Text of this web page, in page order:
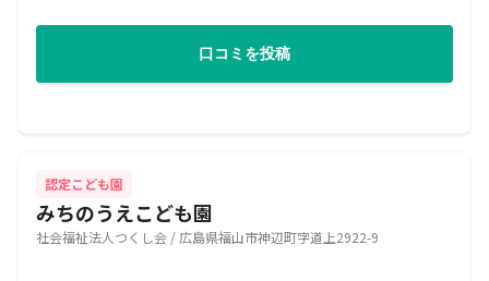
口コミを投稿
認定こども園
みちのうえこども園
社会福祉法人つくし会 / 広島県福山市神辺町字道上2922-9